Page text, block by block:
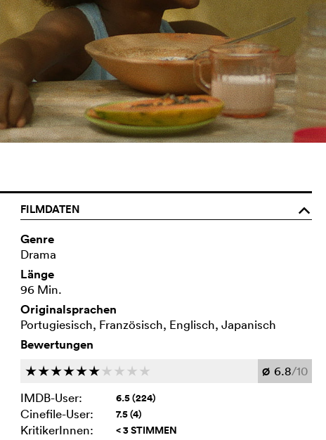
FILMDATEN
o
Genre
Drama
Länge
96 Min.
Originalsprachen
Portugiesisch, Französisch, Englisch, Japanisch
Bewertungen
cccccc c c c c Ø 6.8/10
IMDB-User:
6.5 (224)
Cinefile-User: 7.5 (4)
KritikerInnen: < 3 STIMMEN